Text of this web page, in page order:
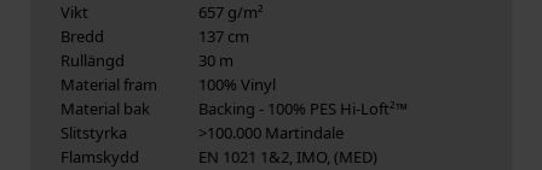
Vikt
657 g/m²
Bredd
137 cm
Rullängd
30 m
Material fram
100% Vinyl
Material bak
Backing - 100% PES Hi-Loft²™
Slitstyrka
>100.000 Martindale
Flamskydd
EN 1021 1&2, IMO, (MED)